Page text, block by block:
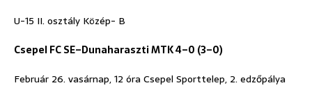
U-15 II. osztály Közép- B
Csepel FC SE–Dunaharaszti MTK 4–0 (3–0)
Február 26. vasárnap, 12 óra Csepel Sporttelep, 2. edzőpálya